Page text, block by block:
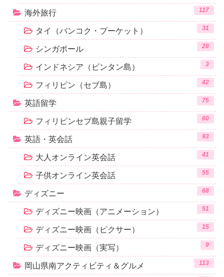
海外旅行 117
タイ（バンコク・プーケット） 31
シンガポール 28
インドネシア（ビンタン島） 3
フィリピン（セブ島） 42
英語留学 75
フィリピンセブ島親子留学 60
英語・英会話 93
大人オンライン英会話 41
子供オンライン英会話 55
ディズニー 68
ディズニー映画（アニメーション） 51
ディズニー映画（ピクサー） 15
ディズニー映画（実写） 9
岡山県南アクティビティ＆グルメ 113